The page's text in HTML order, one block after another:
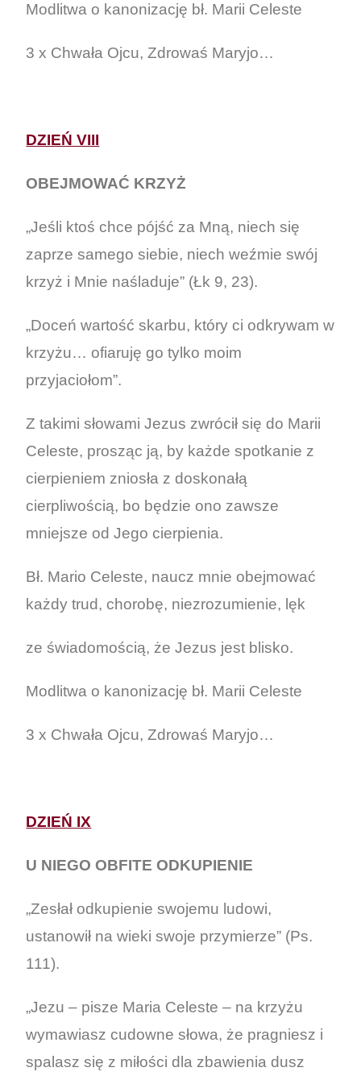
Modlitwa o kanonizację bł. Marii Celeste
3 x Chwała Ojcu, Zdrowaś Maryjo…
DZIEŃ VIII
OBEJMOWAĆ KRZYŻ
„Jeśli ktoś chce pójść za Mną, niech się
zaprze samego siebie, niech weźmie swój
krzyż i Mnie naśladuje” (Łk 9, 23).
„Doceń wartość skarbu, który ci odkrywam w
krzyżu… ofiaruję go tylko moim
przyjaciołom”.
Z takimi słowami Jezus zwrócił się do Marii
Celeste, prosząc ją, by każde spotkanie z
cierpieniem zniosła z doskonałą
cierpliwością, bo będzie ono zawsze
mniejsze od Jego cierpienia.
Bł. Mario Celeste, naucz mnie obejmować
każdy trud, chorobę, niezrozumienie, lęk
ze świadomością, że Jezus jest blisko.
Modlitwa o kanonizację bł. Marii Celeste
3 x Chwała Ojcu, Zdrowaś Maryjo…
DZIEŃ IX
U NIEGO OBFITE ODKUPIENIE
„Zesłał odkupienie swojemu ludowi,
ustanowił na wieki swoje przymierze” (Ps.
111).
„Jezu – pisze Maria Celeste – na krzyżu
wymawiasz cudowne słowa, że pragniesz i
spalasz się z miłości dla zbawienia dusz